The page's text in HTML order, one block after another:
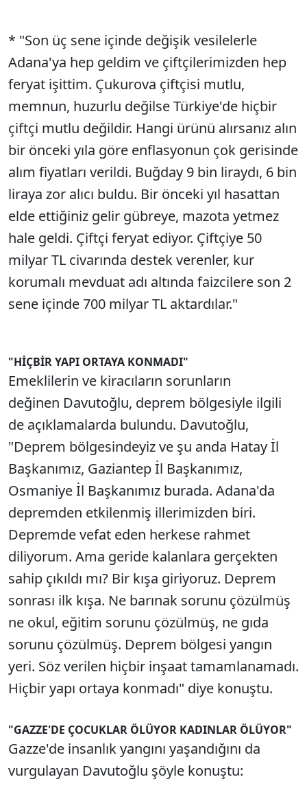
* "Son üç sene içinde değişik vesilelerle
Adana'ya hep geldim ve çiftçilerimizden hep
feryat işittim. Çukurova çiftçisi mutlu,
memnun, huzurlu değilse Türkiye'de hiçbir
çiftçi mutlu değildir. Hangi ürünü alırsanız alın
bir önceki yıla göre enflasyonun çok gerisinde
alım fiyatları verildi. Buğday 9 bin liraydı, 6 bin
liraya zor alıcı buldu. Bir önceki yıl hasattan
elde ettiğiniz gelir gübreye, mazota yetmez
hale geldi. Çiftçi feryat ediyor. Çiftçiye 50
milyar TL civarında destek verenler, kur
korumalı mevduat adı altında faizcilere son 2
sene içinde 700 milyar TL aktardılar."
"HİÇBİR YAPI ORTAYA KONMADI"
Emeklilerin ve kiracıların sorunların
değinen Davutoğlu, deprem bölgesiyle ilgili
de açıklamalarda bulundu. Davutoğlu,
"Deprem bölgesindeyiz ve şu anda Hatay İl
Başkanımız, Gaziantep İl Başkanımız,
Osmaniye İl Başkanımız burada. Adana'da
depremden etkilenmiş illerimizden biri.
Depremde vefat eden herkese rahmet
diliyorum. Ama geride kalanlara gerçekten
sahip çıkıldı mı? Bir kışa giriyoruz. Deprem
sonrası ilk kışa. Ne barınak sorunu çözülmüş
ne okul, eğitim sorunu çözülmüş, ne gıda
sorunu çözülmüş. Deprem bölgesi yangın
yeri. Söz verilen hiçbir inşaat tamamlanamadı.
Hiçbir yapı ortaya konmadı" diye konuştu.
"GAZZE'DE ÇOCUKLAR ÖLÜYOR KADINLAR ÖLÜYOR"
Gazze'de insanlık yangını yaşandığını da
vurgulayan Davutoğlu şöyle konuştu: